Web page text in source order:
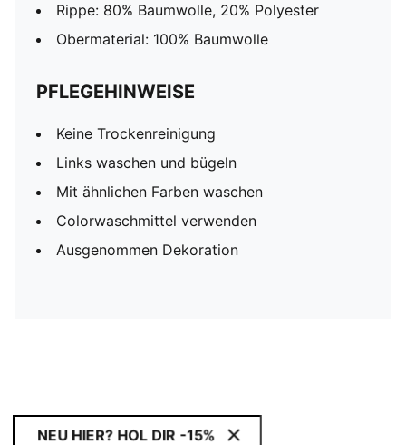
Rippe: 80% Baumwolle, 20% Polyester
Obermaterial: 100% Baumwolle
PFLEGEHINWEISE
Keine Trockenreinigung
Links waschen und bügeln
Mit ähnlichen Farben waschen
Colorwaschmittel verwenden
Ausgenommen Dekoration
NEU HIER? HOL DIR -15%